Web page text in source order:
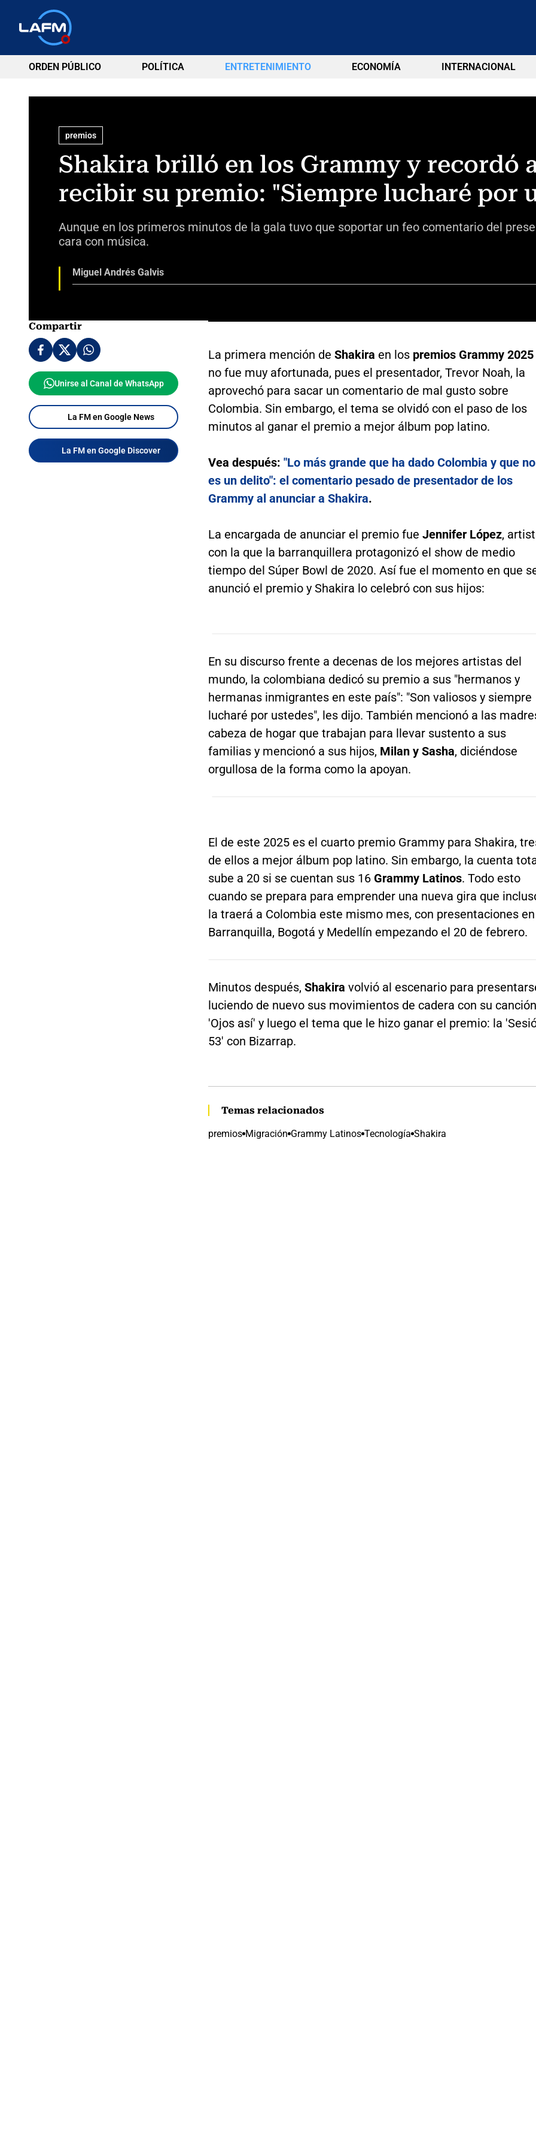
ORDEN PÚBLICO POLÍTICA ENTRETENIMIENTO ECONOMÍA INTERNACIONAL
premios
Shakira brilló en los Grammy y recordó
recibir su premio: "Siempre lucharé por
Aunque en los primeros minutos de la gala tuvo que soportar un feo comentario del
cara con música.
Miguel Andrés Galvis
Compartir
Unirse al Canal de WhatsApp
La FM en Google News
La FM en Google Discover
La primera mención de Shakira en los premios Grammy 2025
no fue muy afortunada, pues el presentador, Trevor Noah, la
aprovechó para sacar un comentario de mal gusto sobre
Colombia. Sin embargo, el tema se olvidó con el paso de los
minutos al ganar el premio a mejor álbum pop latino.
Vea después: "Lo más grande que ha dado Colombia y que no
es un delito": el comentario pesado de presentador de los
Grammy al anunciar a Shakira.
La encargada de anunciar el premio fue Jennifer López,
con la que la barranquillera protagonizó el show de medio
tiempo del Súper Bowl de 2020. Así fue el momento en que
anunció el premio y Shakira lo celebró con sus hijos:
En su discurso frente a decenas de los mejores artistas del
mundo, la colombiana dedicó su premio a sus "hermanos y
hermanas inmigrantes en este país": "Son valiosos y siempre
lucharé por ustedes", les dijo. También mencionó a las
cabeza de hogar que trabajan para llevar sustento a sus
familias y mencionó a sus hijos, Milan y Sasha, diciéndose
orgullosa de la forma como la apoyan.
El de este 2025 es el cuarto premio Grammy para Shakira,
de ellos a mejor álbum pop latino. Sin embargo, la cuenta
sube a 20 si se cuentan sus 16 Grammy Latinos. Todo esto
cuando se prepara para emprender una nueva gira que
la traerá a Colombia este mismo mes, con presentaciones en
Barranquilla, Bogotá y Medellín empezando el 20 de febrero.
Minutos después, Shakira volvió al escenario para
luciendo de nuevo sus movimientos de cadera con su canción
'Ojos así' y luego el tema que le hizo ganar el premio: la
53' con Bizarrap.
Temas relacionados
premios Migración Grammy Latinos Tecnología Shakira